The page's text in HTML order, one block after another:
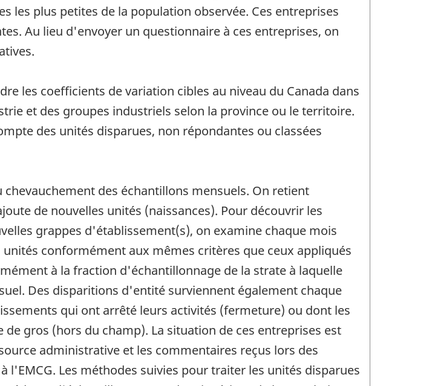
les plus petites de la population observée. Ces entreprises
Au lieu d'envoyer un questionnaire à ces entreprises, on
les coefficients de variation cibles au niveau du Canada dans
et des groupes industriels selon la province ou le territoire.
des unités disparues, non répondantes ou classées
des échantillons mensuels. On retient
de nouvelles unités (naissances). Pour découvrir les
grappes d'établissement(s), on examine chaque mois
conformément aux mêmes critères que ceux appliqués
à la fraction d'échantillonnage de la strate à laquelle
Des disparitions d'entité surviennent également chaque
qui ont arrêté leurs activités (fermeture) ou dont les
gros (hors du champ). La situation de ces entreprises est
administrative et les commentaires reçus lors des
Les méthodes suivies pour traiter les unités disparues